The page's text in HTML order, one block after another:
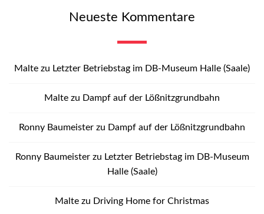
Neueste Kommentare
Malte zu Letzter Betriebstag im DB-Museum Halle (Saale)
Malte zu Dampf auf der Lößnitzgrundbahn
Ronny Baumeister zu Dampf auf der Lößnitzgrundbahn
Ronny Baumeisterzu Letzter Betriebstag im DB-Museum
Halle (Saale)
Malte zu Driving Home for Christmas